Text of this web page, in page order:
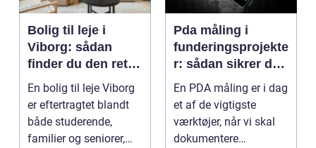
Bolig til leje i
Viborg: sådan
finder du den rette
lejlighed
En bolig til leje Viborg
er eftertragtet blandt
både studerende,
familier og seniorer,
Pda måling i
funderingsprojekte
r: sådan sikrer du
dokumenteret
bæreevne
En PDA måling er i dag
et af de vigtigste
værktøjer, når vi skal
dokumentere